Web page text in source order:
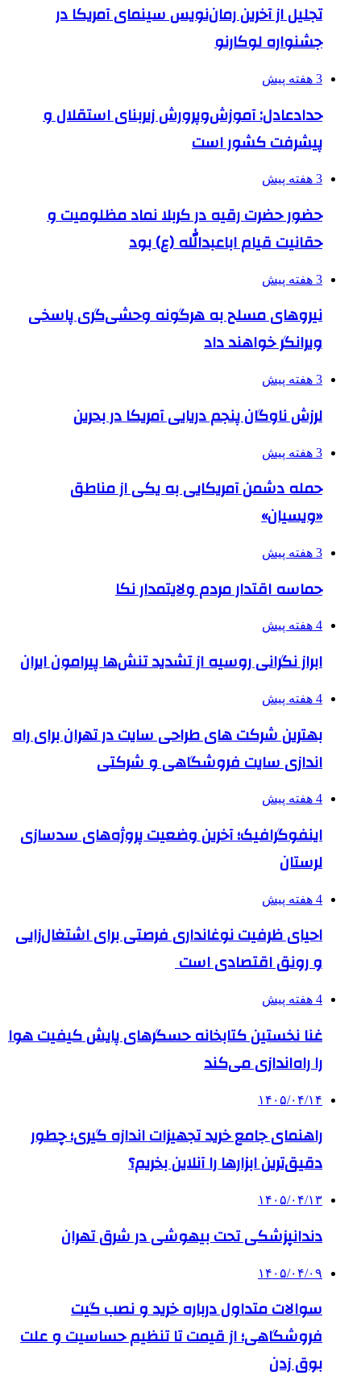
تجلیل از آخرین رمان‌نویس سینمای آمریکا در
جشنواره لوکارنو
3 هفته پیش
حدادعادل: آموزش‌وپرورش زیربنای استقلال و
پیشرفت کشور است
3 هفته پیش
حضور حضرت رقیه در کربلا نماد مظلومیت و
حقانیت قیام اباعبدالله (ع) بود
3 هفته پیش
نیروهای مسلح به هرگونه وحشی‌گری پاسخی
ویرانگر خواهند داد
3 هفته پیش
لرزش ناوگان پنجم دریایی آمریکا در بحرین
3 هفته پیش
حمله دشمن آمریکایی به یکی از مناطق
«ویسیان»
3 هفته پیش
حماسه اقتدار مردم ولایتمدار نکا
4 هفته پیش
ابراز نگرانی روسیه از تشدید تنش‌ها پیرامون ایران
4 هفته پیش
بهترین شرکت های طراحی سایت در تهران برای راه
اندازی سایت فروشگاهی و شرکتی
4 هفته پیش
اینفوگرافیک؛ آخرین وضعیت پروژه‌های سدسازی
لرستان
4 هفته پیش
احیای ظرفیت نوغانداری فرصتی برای اشتغال‌زایی
و رونق اقتصادی است
4 هفته پیش
غنا نخستین کتابخانه حسگرهای پایش کیفیت هوا
را راه‌اندازی می‌کند
۱۴۰۵/۰۴/۱۴
راهنمای جامع خرید تجهیزات اندازه گیری؛ چطور
دقیق‌ترین ابزارها را آنلاین بخریم؟
۱۴۰۵/۰۴/۱۳
دندانپزشکی تحت بیهوشی در شرق تهران
۱۴۰۵/۰۴/۰۹
سوالات متداول درباره خرید و نصب گیت
فروشگاهی؛ از قیمت تا تنظیم حساسیت و علت
بوق زدن